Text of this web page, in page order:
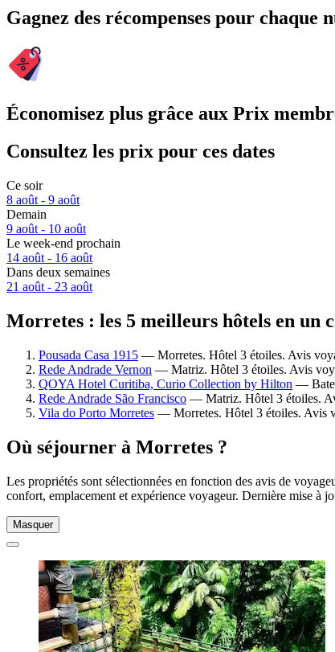
Gagnez des récompenses pour chaque
Économisez plus grâce aux Prix
Consultez les prix pour ces dates
Ce soir
8 août - 9 août
Demain
9 août - 10 août
Le week-end prochain
14 août - 16 août
Dans deux semaines
21 août - 23 août
Morretes : les 5 meilleurs hôtels en un
Pousada Casa 1915 — Morretes. Hôtel 3 étoiles. Avis
Rede Andrade Vernon — Matriz. Hôtel 3 étoiles. Avis
QOYA Hotel Curitiba, Curio Collection by Hilton —
Rede Andrade São Francisco — Matriz. Hôtel 3 étoiles.
Vila do Porto Morretes — Morretes. Hôtel 3 étoiles. Avis
Où séjourner à Morretes ?
Les propriétés sont sélectionnées en fonction des avis de
confort, emplacement et expérience voyageur. Dernière mise à
Masquer